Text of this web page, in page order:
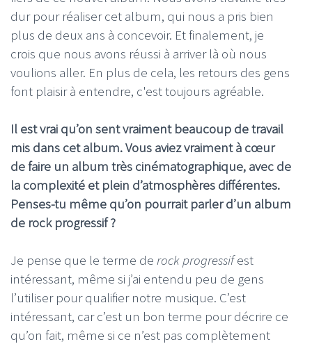
dur pour réaliser cet album, qui nous a pris bien
plus de deux ans à concevoir. Et finalement, je
crois que nous avons réussi à arriver là où nous
voulions aller. En plus de cela, les retours des gens
font plaisir à entendre, c'est toujours agréable.
Il est vrai qu’on sent vraiment beaucoup de travail
mis dans cet album. Vous aviez vraiment à cœur
de faire un album très cinématographique, avec de
la complexité et plein d’atmosphères différentes.
Penses-tu même qu’on pourrait parler d’un album
de rock progressif ?
Je pense que le terme de rock progressifest
intéressant, même si j’ai entendu peu de gens
l’utiliser pour qualifier notre musique. C’est
intéressant, car c’est un bon terme pour décrire ce
qu’on fait, même si ce n’est pas complètement